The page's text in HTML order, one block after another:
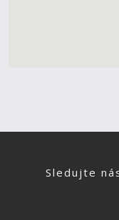
Sledujte